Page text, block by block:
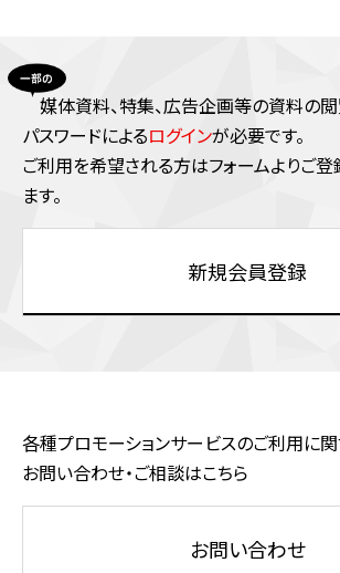
媒体資料、特集、広告企画等の資料の閲
パスワードによるログインが必要です。
ご利⽤を希望される⽅はフォームよりご
ます。
新規会員登録
各種プロモーションサービスのご利用に関
お問い合わせ・ご相談はこちら
お問い合わせ